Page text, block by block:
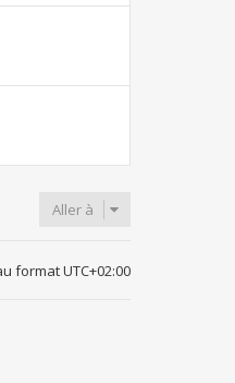
Aller à
formatUTC+02:00